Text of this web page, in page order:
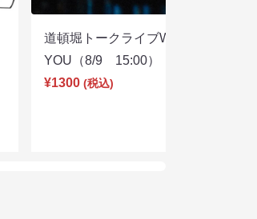
道頓堀トークライブWITH
YOU（8/9 15:00）
¥1300 (税込)